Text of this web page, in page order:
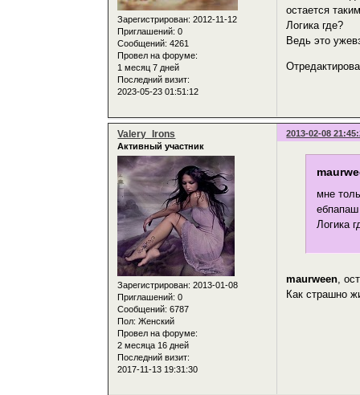
Зарегистрирован: 2012-11-12
Приглашений: 0
Сообщений: 4261
Провел на форуме:
1 месяц 7 дней
Последний визит:
2023-05-23 01:51:12
остается
Логика где?
Ведь это
2013-02-08
Valery_Irons
Активный участник
Зарегистрирован: 2013-01-08
Приглашений: 0
Сообщений: 6787
Пол: Женский
Провел на форуме:
2 месяца 16 дней
Последний визит:
2017-11-13 19:31:30
мне
ебпапаш
Логика
maurween ,
Как страшно